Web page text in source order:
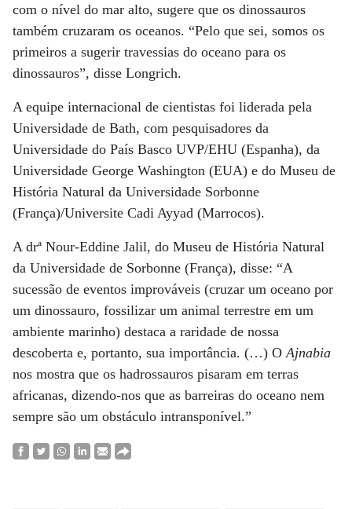
com o nível do mar alto, sugere que os dinossauros
também cruzaram os oceanos. “Pelo que sei, somos os
primeiros a sugerir travessias do oceano para os
dinossauros”, disse Longrich.
A equipe internacional de cientistas foi liderada pela
Universidade de Bath, com pesquisadores da
Universidade do País Basco UVP/EHU (Espanha), da
Universidade George Washington (EUA) e do Museu de
História Natural da Universidade Sorbonne
(França)/Universite Cadi Ayyad (Marrocos).
A drª Nour-Eddine Jalil, do Museu de História Natural
da Universidade de Sorbonne (França), disse: “A
sucessão de eventos improváveis (cruzar um oceano por
um dinossauro, fossilizar um animal terrestre em um
ambiente marinho) destaca a raridade de nossa
descoberta e, portanto, sua importância. (…) O Ajnabia
nos mostra que os hadrossauros pisaram em terras
africanas, dizendo-nos que as barreiras do oceano nem
sempre são um obstáculo intransponível.”